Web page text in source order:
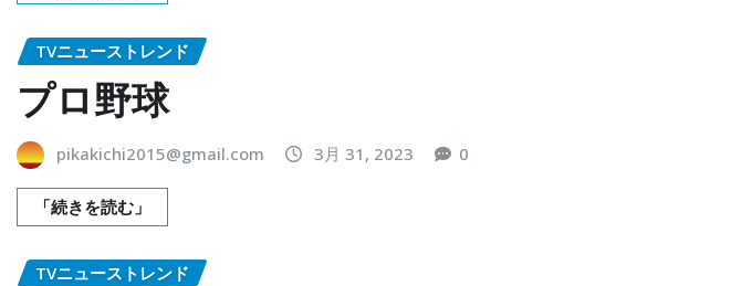
TVニューストレンド
プロ野球
pikakichi2015@gmail.com 3月 31, 2023 0
「続きを読む」
TVニューストレンド